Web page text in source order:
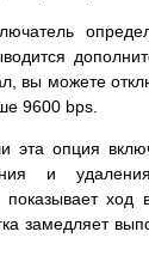
вы можете
9600 bps.
эта опция
и
ход
замедляет